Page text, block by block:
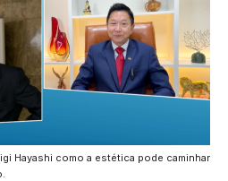
Hayashi como a estética pode caminhar